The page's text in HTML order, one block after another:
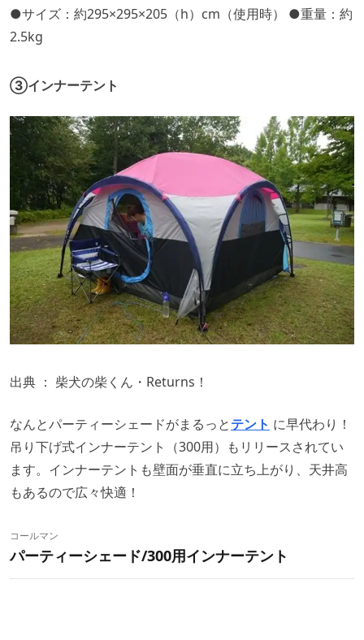
●サイズ：約295×295×205（h）cm（使用時） ●重量：約
2.5kg
③インナーテント
出典 ： 柴犬の柴くん・Returns！
なんとパーティーシェードがまるっとテント に早代わり！
吊り下げ式インナーテント（300用）もリリースされてい
ます。インナーテントも壁面が垂直に立ち上がり、天井高
もあるので広々快適！
コールマン
パーティーシェード/300用インナーテント